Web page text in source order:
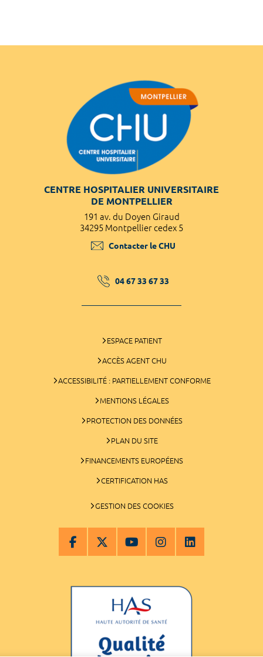
CENTRE HOSPITALIER UNIVERSITAIRE
DE MONTPELLIER
191 av. du Doyen Giraud
34295 Montpellier cedex 5
Contacter le CHU
04 67 33 67 33
ESPACE PATIENT
ACCÈS AGENT CHU
ACCESSIBILITÉ : PARTIELLEMENT CONFORME
MENTIONS LÉGALES
PROTECTION DES DONNÉES
PLAN DU SITE
FINANCEMENTS EUROPÉENS
CERTIFICATION HAS
GESTION DES COOKIES